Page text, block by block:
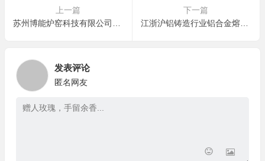
上一篇
下一篇
发表评论
匿名网友